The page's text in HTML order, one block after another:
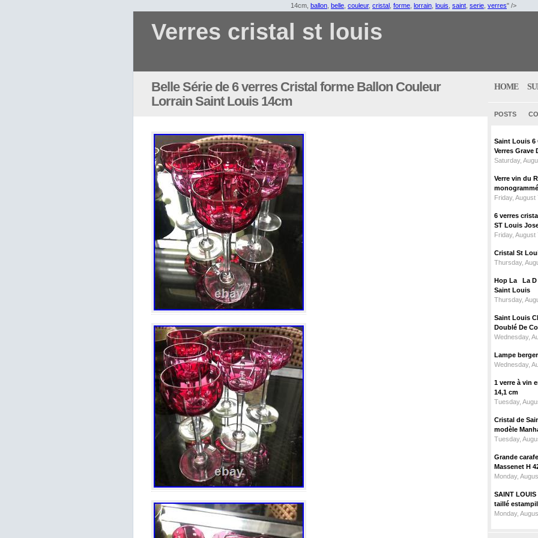
14cm, ballon belle couleur, cristal forme lorrain louis saint serie verres" />
Verres cristal st louis
Belle Série de 6 verres Cristal forme Ballon Couleur
Lorrain Saint Louis 14cm
HOME
POSTS
Saint Louis 6
Verres Grave
Saturday,
Verre vin du
Friday,
6 verres
ST Louis
Friday,
Cristal St
Thursday,
Hop La La D
Saint Louis
Thursday,
Saint Louis
Doublé De
Wednesday,
Lampe
Wednesday,
1 verre à vin
14,1 cm
Tuesday,
Cristal de
modèle
Tuesday,
Grande
Massenet H
Monday,
SAINT
taillé
Monday,